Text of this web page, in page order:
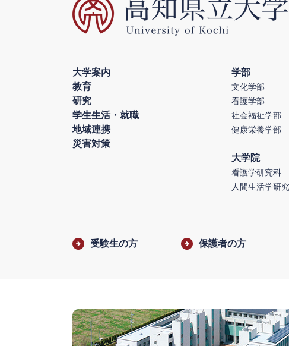
大学案内
教育
研究
学生生活・就職
地域連携
災害対策
学部
文化学部
看護学部
社会福祉学部
健康栄養学部
大学院
看護学研究科
人間生活学研
受験生の方 保護者の方